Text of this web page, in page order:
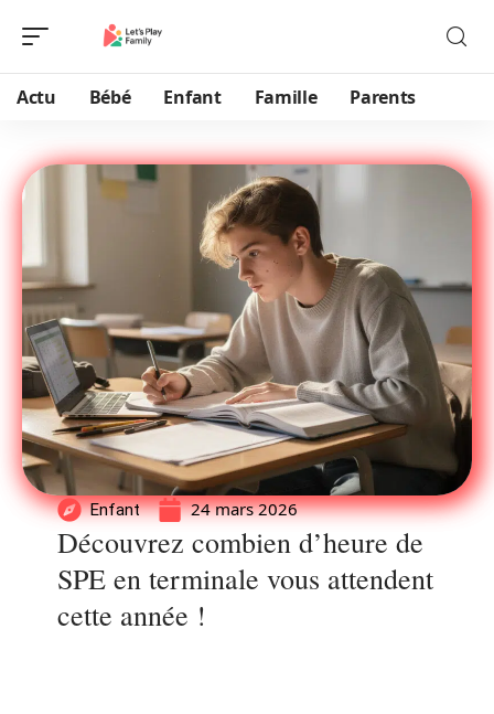
Actu Bébé Enfant Famille Parents
Enfant 24 mars 2026
Découvrez combien d’heure de
SPE en terminale vous attendent
cette année !